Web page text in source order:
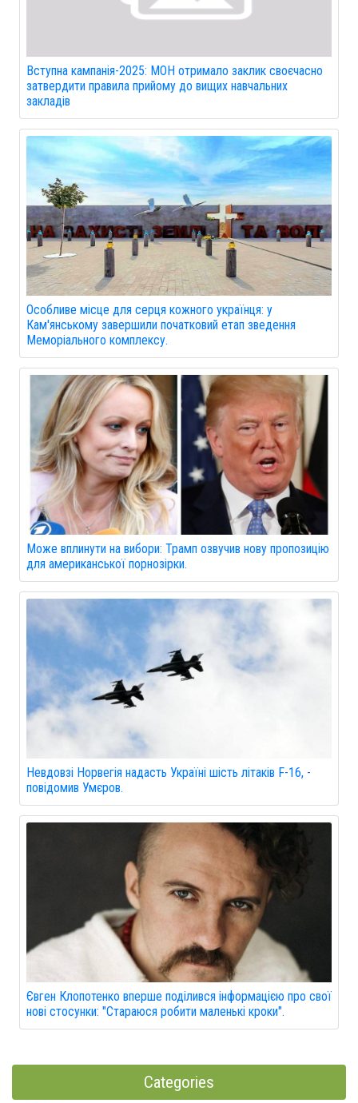
Вступна кампанія-2025: МОН отримало заклик своєчасно
затвердити правила прийому до вищих навчальних
закладів
Особливе місце для серця кожного українця: у
Кам'янському завершили початковий етап зведення
Меморіального комплексу.
Може вплинути на вибори: Трамп озвучив нову пропозицію
для американської порнозірки.
Невдовзі Норвегія надасть Україні шість літаків F-16, -
повідомив Умєров.
Євген Клопотенко вперше поділився інформацією про свої
нові стосунки: "Стараюся робити маленькі кроки".
Categories